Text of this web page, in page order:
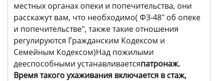
местных органах опеки и попечительства, они
расскажут вам, что необходимо( ФЗ-48" об опеке
и попечительстве", также такие отношения
регулируются Гражданским Кодексом и
Семейным Кодексом)Над пожилыми
дееспособными устанавливаетсяпатронаж.
Время такого ухаживания включается в стаж,